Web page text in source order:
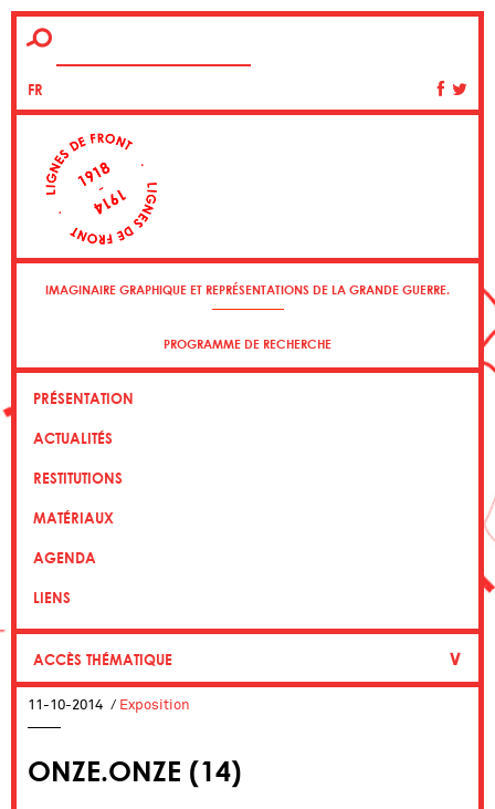
FR
IMAGINAIRE GRAPHIQUE ET REPRÉSENTATIONS DE LA GRANDE GUERRE.
PROGRAMME DE RECHERCHE
PRÉSENTATION
ACTUALITÉS
RESTITUTIONS
MATÉRIAUX
AGENDA
LIENS
ACCÈS THÉMATIQUE ∨
11-10-2014 / Exposition
ONZE.ONZE (14)